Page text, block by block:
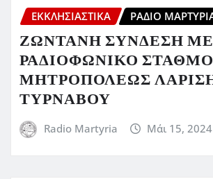
ΕΚΚΛΗΣΙΑΣΤΙΚΆ ΡΆΔΙΟ
ΖΩΝΤΑΝΗ ΣΥΝΔΕΣΗ
ΡΑΔΙΟΦΩΝΙΚΟ ΣΤΑΘΜΟ
ΜΗΤΡΟΠΟΛΕΩΣ
ΤΥΡΝΑΒΟΥ
Radio Martyria Μάι 15, 2024